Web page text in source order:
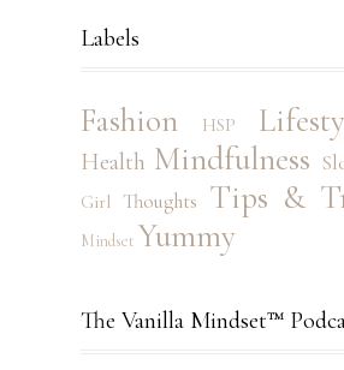
Labels
Fashion HSP
Health Mindfulness
Girl
Thoughts Tips &
Mindset Yummy
The Vanilla Mindset™